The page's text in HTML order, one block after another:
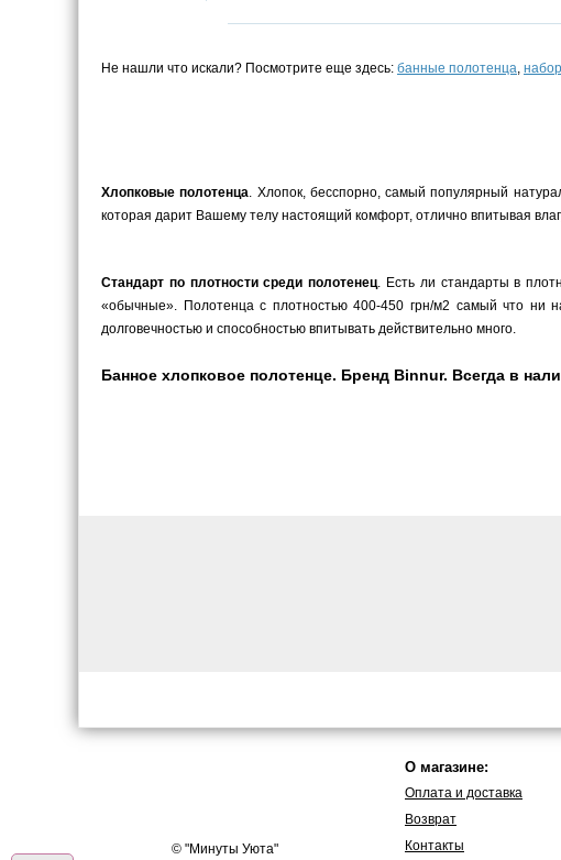
Не нашли что искали? Посмотрите еще здесь: банные полотенца,
Хлопковые полотенца. Хлопок, бесспорно, самый популярный
которая дарит Вашему телу настоящий комфорт, отлично впитывая
Стандарт по плотности среди полотенец. Есть ли стандарты в
«обычные». Полотенца с плотностью 400-450 грн/м2 самый что ни
долговечностью и способностью впитывать действительно много.
Банное хлопковое полотенце. Бренд Binnur. Всегда в
© "Минуты Уюта"
О магазине:
Оплата и доставка
Возврат
Контакты